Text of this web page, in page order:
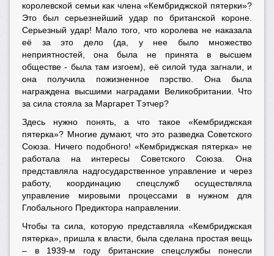
королевской семьи как члена «Кембриджской пятерки»?
Это был серьезнейший удар по британской короне.
Серьезный удар! Мало того, что королева не наказала
её за это дело (да, у нее было множество
неприятностей, она была не принята в высшем
обществе - была там изгоем), её силой туда загнали, и
она получила пожизненное пэрство. Она была
награждена высшими наградами Великобритании. Что
за сила стояла за Маргарет Тэтчер?
Здесь нужно понять, а что такое «Кембриджская
пятерка»? Многие думают, что это разведка Советского
Союза. Ничего подобного! «Кембриджская пятерка» не
работала на интересы Советского Союза. Она
представляла надгосударственное управление и через
работу, координацию спецслужб осуществляла
управление мировыми процессами в нужном для
Глобального Предиктора направлении.
Чтобы та сила, которую представляла «Кембриджская
пятерка», пришла к власти, была сделана простая вещь
– в 1939-м году британские спецслужбы понесли